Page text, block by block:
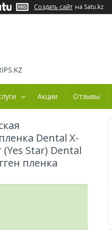
Создать сайт на Satu.kz
Акции Отзывы
Dental X-
(Yes Star) Dental
пленка